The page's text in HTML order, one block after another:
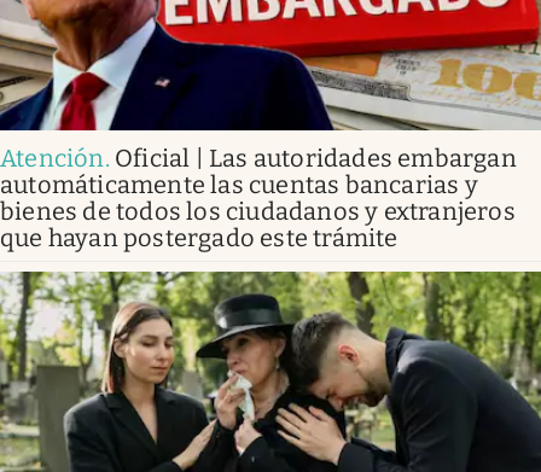
Atención. Oficial | Las autoridades embargan
automáticamente las cuentas bancarias y
bienes de todos los ciudadanos y extranjeros
que hayan postergado este trámite